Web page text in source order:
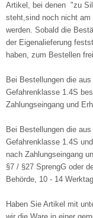
Artikel, bei denen "zu
steht,sind noch nicht am
werden. Sobald die
der Eigenalieferung
haben, zum Bestellen
Bei Bestellungen die
Gefahrenklasse 1.4S
Zahlungseingang und
Bei Bestellungen die
Gefahrenklasse 1.4S
nach Zahlungseingang
§7 / §27 SprengG oder
Behörde, 10 - 14
Haben Sie Artikel mit